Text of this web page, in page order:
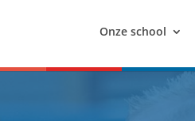
Onze school